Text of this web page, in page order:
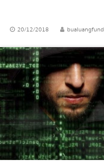
20/12/2018 bualuangfund